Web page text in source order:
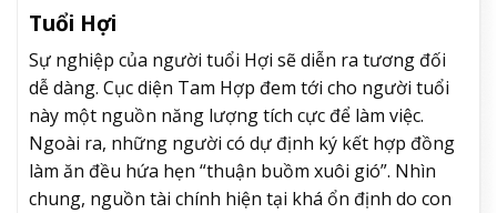
Tuổi Hợi
Sự nghiệp của người tuổi Hợi sẽ diễn ra tương đối
dễ dàng. Cục diện Tam Hợp đem tới cho người tuổi
này một nguồn năng lượng tích cực để làm việc.
Ngoài ra, những người có dự định ký kết hợp đồng
làm ăn đều hứa hẹn “thuận buồm xuôi gió”. Nhìn
chung, nguồn tài chính hiện tại khá ổn định do con